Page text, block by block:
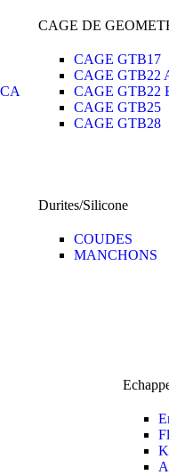
CAGE DE
CAGE GTB17
CAGE GTB22
CAGE GTB22
CAGE GTB25
CAGE GTB28
Durites/Silicone
COUDES
MANCHONS